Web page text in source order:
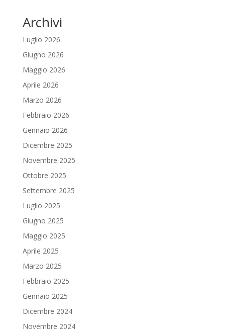
Archivi
Luglio 2026
Giugno 2026
Maggio 2026
Aprile 2026
Marzo 2026
Febbraio 2026
Gennaio 2026
Dicembre 2025
Novembre 2025
Ottobre 2025
Settembre 2025
Luglio 2025
Giugno 2025
Maggio 2025
Aprile 2025
Marzo 2025
Febbraio 2025
Gennaio 2025
Dicembre 2024
Novembre 2024